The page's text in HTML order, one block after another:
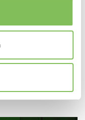
de
op te gaan, en dat
om wél de weg
te houden.